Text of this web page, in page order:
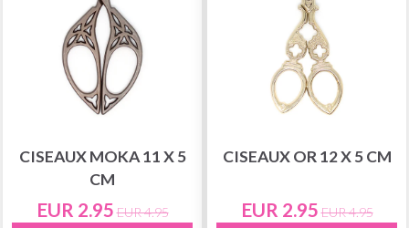
CISEAUX MOKA 11 X 5
CM
EUR 2.95 EUR 4.95
CISEAUX OR 12 X 5 CM
EUR 2.95 EUR 4.95